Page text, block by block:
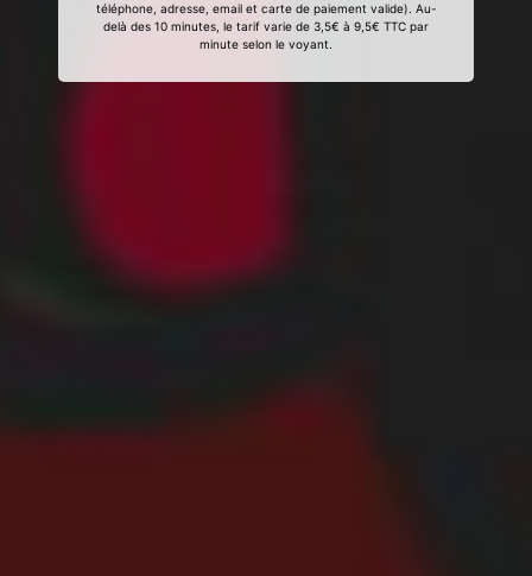
téléphone, adresse, email et carte de paiement valide). Au-
delà des 10 minutes, le tarif varie de 3,5€ à 9,5€ TTC par
minute selon le voyant.